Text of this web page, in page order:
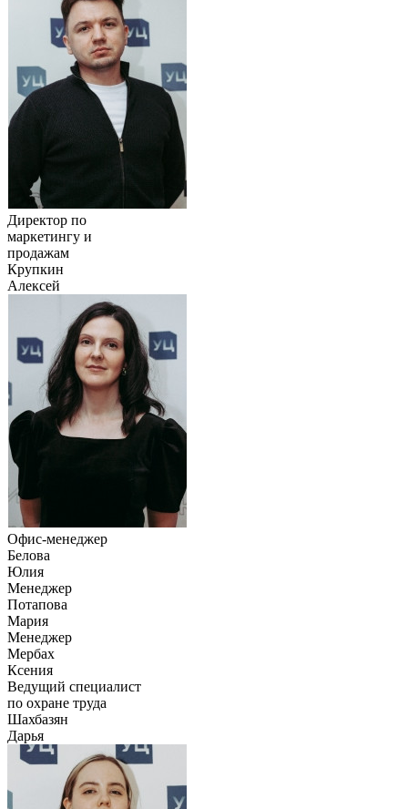
Директор по
маркетингу и
продажам
Крупкин
Алексей
Офис-менеджер
Белова
Юлия
Менеджер
Потапова
Мария
Менеджер
Мербах
Ксения
Ведущий специалист
по охране труда
Шахбазян
Дарья